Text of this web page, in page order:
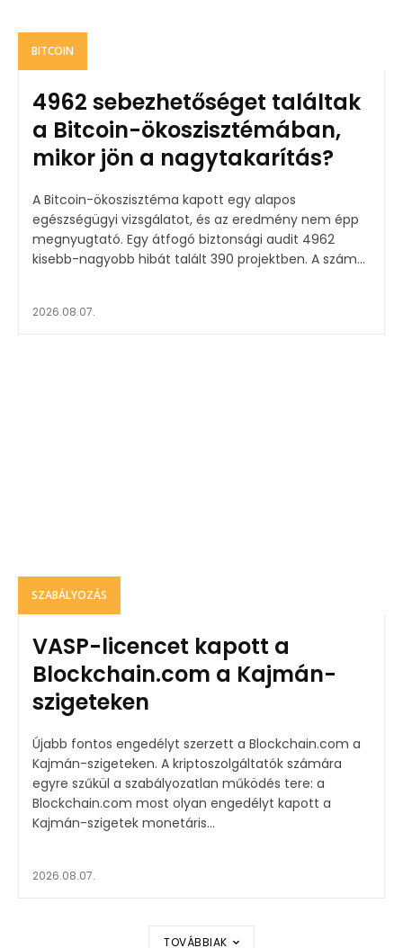
BITCOIN
4962 sebezhetőséget találtak
a Bitcoin-ökoszisztémában,
mikor jön a nagytakarítás?
A Bitcoin-ökoszisztéma kapott egy alapos
egészségügyi vizsgálatot, és az eredmény nem épp
megnyugtató. Egy átfogó biztonsági audit 4962
kisebb-nagyobb hibát talált 390 projektben. A szám...
2026.08.07.
SZABÁLYOZÁS
VASP-licencet kapott a
Blockchain.com a Kajmán-
szigeteken
Újabb fontos engedélyt szerzett a Blockchain.com a
Kajmán-szigeteken. A kriptoszolgáltatók számára
egyre szűkül a szabályozatlan működés tere: a
Blockchain.com most olyan engedélyt kapott a
Kajmán-szigetek monetáris...
2026.08.07.
TOVÁBBIAK